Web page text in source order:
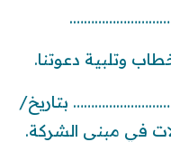
………………………….
وتلبية دعوتنا.
بتاريخ/
في مبنى الشركة.